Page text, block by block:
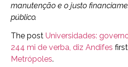
manutenção e o justo
público.
The post Universidades:
244 mi de verba, diz Andifes
Metrópoles.